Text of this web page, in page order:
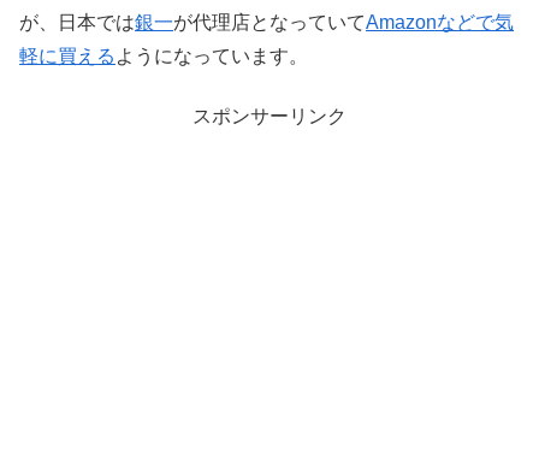
が、日本では銀一が代理店となっていてAmazonなどで気
軽に買える ようになっています。
スポンサーリンク